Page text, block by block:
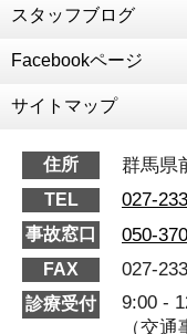
RUCOE RUN
細川先生がいらっ
前田の人生初ダイ
野菜の栽培を始め
祝🎉東京オリンピ
スタッフブログ
Facebookページ
サイトマップ
住所 群馬県
TEL 027-
事故窓口 050-
FAX 027-
診療受付
9:00 -
（交